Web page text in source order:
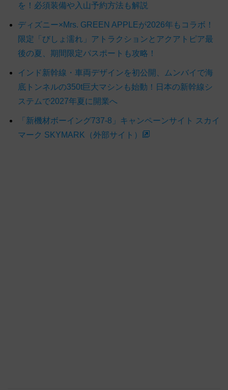
を！必須装備や入山予約方法も解説
ディズニー×Mrs. GREEN APPLEが2026年もコラボ！
限定「びしょ濡れ」アトラクションとアクアトピア最
後の夏、期間限定パスポートも攻略！
インド新幹線・車両デザインを初公開、ムンバイで海
底トンネルの350t巨大マシンも始動！日本の新幹線シ
ステムで2027年夏に開業へ
「新機材ボーイング737-8」キャンペーンサイト スカイ
マーク SKYMARK（外部サイト）